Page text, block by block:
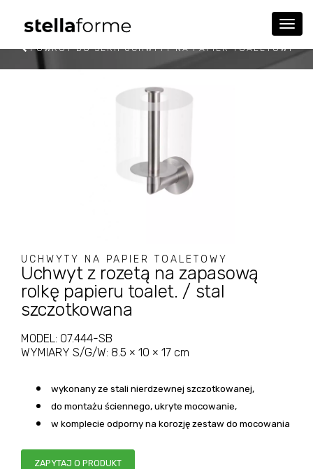
POWRÓT DO SERII UCHWYTY NA PAPIER TOALETOWY
UCHWYTY NA PAPIER TOALETOWY
Uchwyt z rozetą na zapasową
rolkę papieru toalet. / stal
szczotkowana
MODEL: 07.444-SB
WYMIARY S/G/W: 8.5 × 10 × 17 cm
wykonany ze stali nierdzewnej szczotkowanej,
do montażu ściennego, ukryte mocowanie,
w komplecie odporny na korozję zestaw do mocowania
ZAPYTAJ O PRODUKT